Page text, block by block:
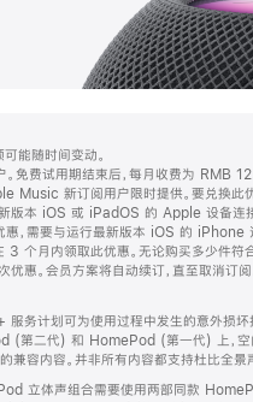
能随时间变动。
。免费试用期结束后，每月收费为 RMB
Music 新订阅用户限时提供。要兑换此
版本 iOS 或 iPadOS 的 Apple 设备连
，需要与运行最新版本 iOS 的 iPhone
3 个月内领取此优惠。无论购买多少件符
优惠。会员方案将自动续订，直至取消订
务计划可为使用过程中发生的意外损坏
(第二代) 和 HomePod (第一代) 上，空
兼容内容。并非所有内容都支持杜比全景
立体声组合需要使用两部同款